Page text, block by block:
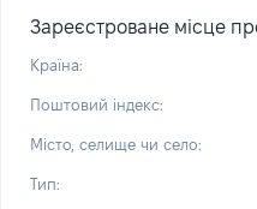
Зареєстроване місце
Країна:
Поштовий індекс:
Місто, селище чи село:
Тип: